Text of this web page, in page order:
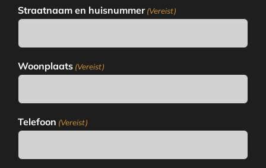
Straatnaam en huisnummer (Vereist)
Woonplaats (Vereist)
Telefoon (Vereist)